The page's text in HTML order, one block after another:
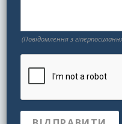
(Повідомлення з